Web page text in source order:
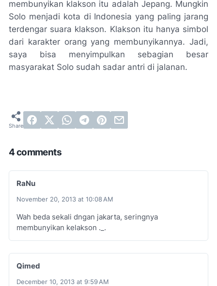
membunyikan klakson itu adalah Jepang. Mungkin
Solo menjadi kota di Indonesia yang paling jarang
terdengar suara klakson. Klakson itu hanya simbol
dari karakter orang yang membunyikannya. Jadi,
saya bisa menyimpulkan sebagian besar
masyarakat Solo sudah sadar antri di jalanan.
4 comments
RaNu
November 20, 2013 at 10:08 AM
Wah beda sekali dngan jakarta, seringnya
membunyikan kelakson ._.
Qimed
December 10, 2013 at 9:59 AM